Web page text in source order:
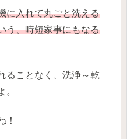
に入れて丸ごと洗える
う、時短家事にもなる
ることなく、洗浄～乾
。
！